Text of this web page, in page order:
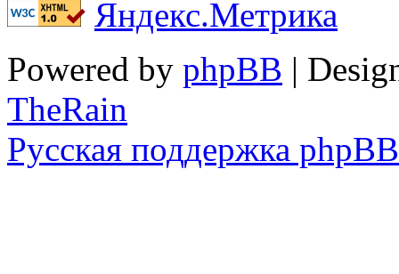
Powered by phpBB |
TheRain
Русская поддержка phpBB